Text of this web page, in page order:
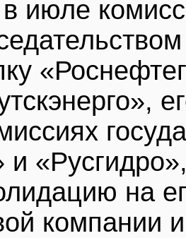
июле
на
компании